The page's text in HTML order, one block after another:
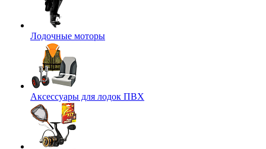
Лодочные моторы
Аксессуары для лодок ПВХ